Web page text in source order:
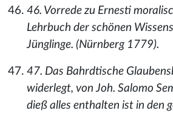
46. Vorrede zu Ernesti
Lehrbuch der schönen
Jünglinge. (Nürnberg 1779).
47. Das Bahrdtische
widerlegt, von Joh. Salomo
dieß alles enthalten ist in den